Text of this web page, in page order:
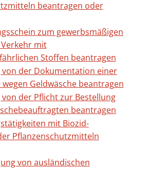
beantragen oder
zum gewerbsmäßigen
mit
Stoffen beantragen
von der Dokumentation einer
wegen Geldwäsche beantragen
der Pflicht zur Bestellung
beantragen
mit Biozid-
Pflanzenschutzmitteln
von ausländischen